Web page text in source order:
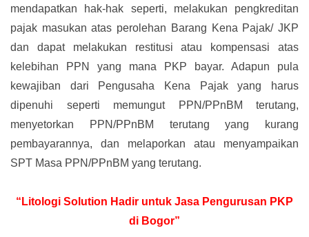
mendapatkan hak-hak seperti, melakukan pengkreditan
pajak masukan atas perolehan Barang Kena Pajak/ JKP
dan dapat melakukan restitusi atau kompensasi atas
kelebihan PPN yang mana PKP bayar. Adapun pula
kewajiban dari Pengusaha Kena Pajak yang harus
dipenuhi seperti memungut PPN/PPnBM terutang,
menyetorkan PPN/PPnBM terutang yang kurang
pembayarannya, dan melaporkan atau menyampaikan
SPT Masa PPN/PPnBM yang terutang.
“Litologi Solution Hadir untuk Jasa Pengurusan PKP
di Bogor”